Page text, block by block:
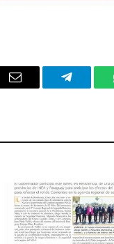
Email Telegram